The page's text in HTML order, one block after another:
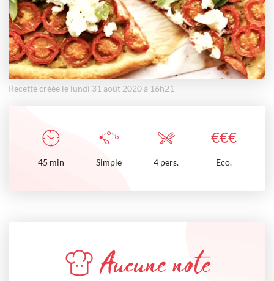
Recette créée le lundi 31 août 2020 à 16h21
€€€
45 min Simple 4 pers. Eco.
Aucune note